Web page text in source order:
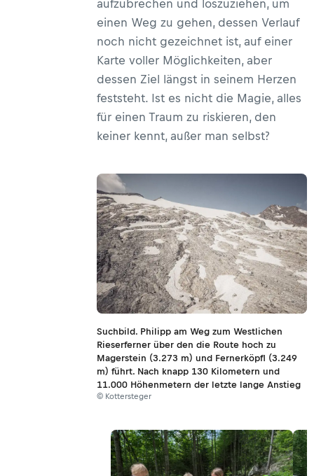
aufzubrechen und loszuziehen, um
einen Weg zu gehen, dessen Verlauf
noch nicht gezeichnet ist, auf einer
Karte voller Möglichkeiten, aber
dessen Ziel längst in seinem Herzen
feststeht. Ist es nicht die Magie, alles
für einen Traum zu riskieren, den
keiner kennt, außer man selbst?
Suchbild. Philipp am Weg zum Westlichen
Rieserferner über den die Route hoch zu
Magerstein (3.273 m) und Fernerköpfl (3.249
m) führt. Nach knapp 130 Kilometern und
11.000 Höhenmetern der letzte lange Anstieg
© Kottersteger